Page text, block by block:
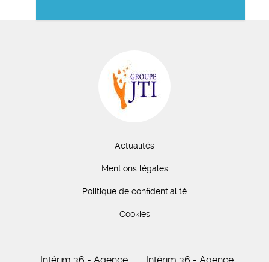
Actualités
Mentions légales
Politique de confidentialité
Cookies